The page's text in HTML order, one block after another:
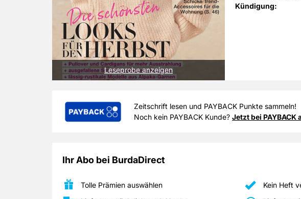
Leseprobe anzeigen
Kündigung:
Zeitschrift lesen und PAYBACK Punkte sammeln!
Noch kein PAYBACK Kunde? Jetzt bei PAYBACK
Die Eingabe Ihrer zehnstelligen Nummer muss ohne Leer- oder
Bestellung, wird Ihrem PAYBACK Konto wenig
Zurück
Ihr Abo bei BurdaDirect
Tolle Prämien auswählen
Kein Heft